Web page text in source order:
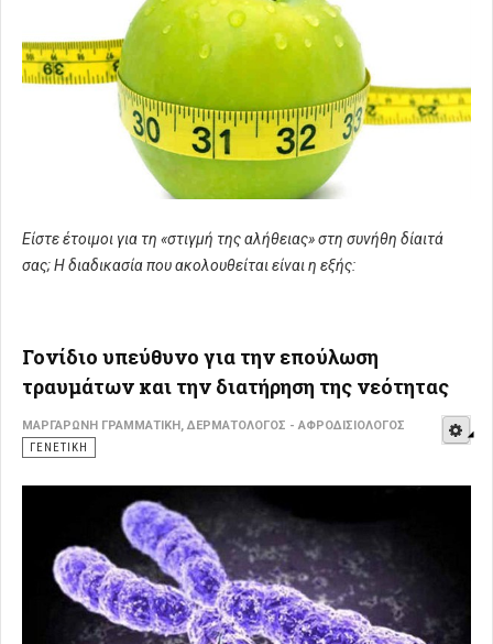
Είστε έτοιμοι για τη «στιγμή της αλήθειας» στη συνήθη δίαιτά
σας; Η διαδικασία που ακολουθείται είναι η εξής:
Γονίδιο υπεύθυνο για την επούλωση
τραυμάτων και την διατήρηση της νεότητας
ΜΑΡΓΑΡΏΝΗ ΓΡΑΜΜΑΤΙΚΉ, ΔΕΡΜΑΤΟΛΌΓΟΣ - ΑΦΡΟΔΙΣΙΟΛΌΓΟΣ
ΓΕΝΕΤΙΚΉ